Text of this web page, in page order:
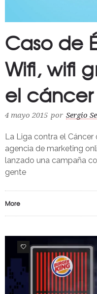
Caso de
Wifi, wifi
el
4 mayo 2015 por Sergio
La Liga contra el Cáncer
agencia de marketing
lanzado una campaña
gente
More
0